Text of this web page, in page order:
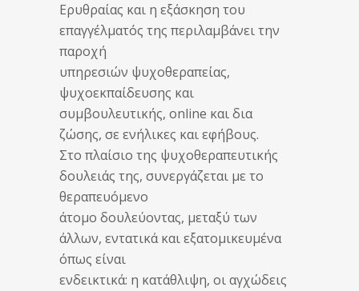
Ερυθραίας και η εξάσκηση του
επαγγέλματός της περιλαμβάνει την
παροχή
υπηρεσιών ψυχοθεραπείας,
ψυχοεκπαίδευσης και
συμβουλευτικής, online και δια
ζώσης, σε ενήλικες και εφήβους.
Στο πλαίσιο της ψυχοθεραπευτικής
δουλειάς της, συνεργάζεται με το
θεραπευόμενο
άτομο δουλεύοντας, μεταξύ των
άλλων, εντατικά και εξατομικευμένα
όπως είναι
ενδεικτικά: η κατάθλιψη, οι αγχώδεις